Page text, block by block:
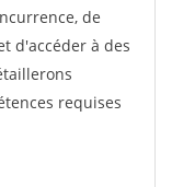
de
d'accéder à des
requises